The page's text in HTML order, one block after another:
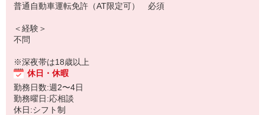
普通自動車運転免許（AT限定可） 必須
＜経験＞
不問
※深夜帯は18歳以上
休日・休暇
勤務日数:週2〜4日
勤務曜日:応相談
休日:シフト制